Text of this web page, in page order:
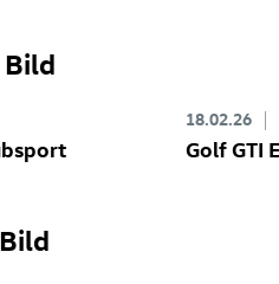
18.02.26
Golf GTI